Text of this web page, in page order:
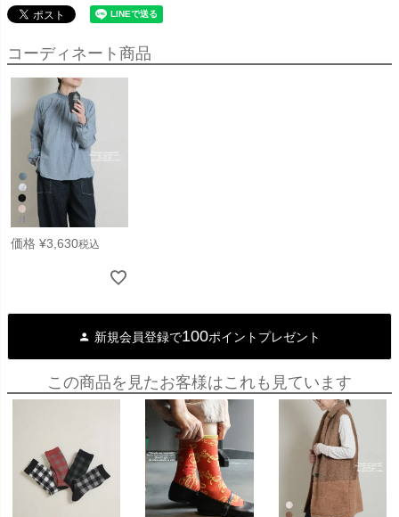
コーディネート商品
価格 ¥3,630税込
新規会員登録で100ポイントプレゼント
この商品を見たお客様はこれも見ています